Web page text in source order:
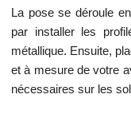
La pose se déroule
par installer les
métallique. Ensuite,
et à mesure de votre
nécessaires sur les